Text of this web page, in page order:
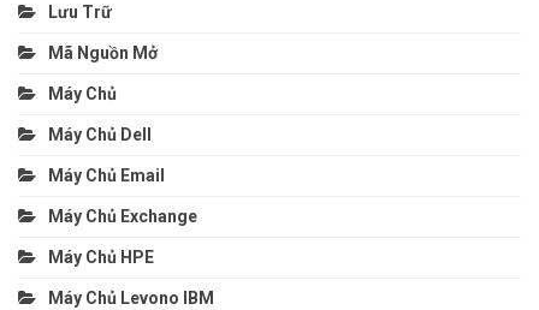
Lưu Trữ
Mã Nguồn Mở
Máy Chủ
Máy Chủ Dell
Máy Chủ Email
Máy Chủ Exchange
Máy Chủ HPE
Máy Chủ Levono IBM